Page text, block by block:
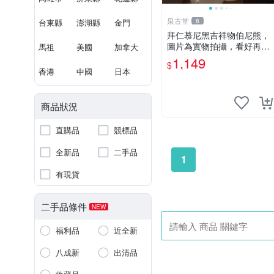
台東縣 澎湖縣 金門
馬祖 美國 加拿大
香港 中國 日本
商品狀況
直購品
競標品
全新品
二手品
有現貨
二手品條件 NEW
福利品
近全新
八成新
出清品
泉古堂 8
拜仁慕尼黑吉祥物伯尼熊，
圖片為實物拍攝，看好再
拍，不退不換-187978
$1,149
1